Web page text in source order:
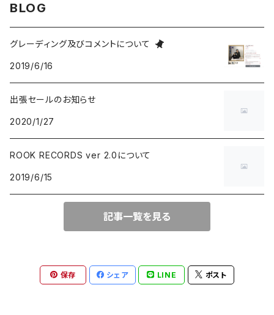
Accordion / Bandoneon
group / session
BLUE NOTE
にほんのJAZZ
big band / trad / swing
NEO ROCKABILLY / PSYCHOBILLY
PROGRESSIVE ROCK / PSYCHEDELIA
GARAGE PUNK / TRASH PUNK
POWER POP / NEO MOD / PUB ROCK
PUNK ROCK
POP PUNK / MELODIC PUNK
にほんのハードロック・ヘヴィメタル
歌謡曲
演歌 / 懐メロ
民謡・音頭・俗謡
落語・浪曲・芸能
現代音楽Contemporary / PostModern
AVANT / EXPERIMENTAL / NOISE
NEW AGE / HEALING
SP
ROOTS REGGAE / DUB
FOLKLORE - フォルクローレ
HAWAIIAN
LATIN / BRASIL / BOSSA NOVA
AFRO / CUBAN
BLOG
グレーディング及びコメントについて
2019/6/16
出張セールのお知らせ
2020/1/27
ROOK RECORDS ver 2.0について
2019/6/15
記事一覧を見る
保存 シェア LINE ポスト